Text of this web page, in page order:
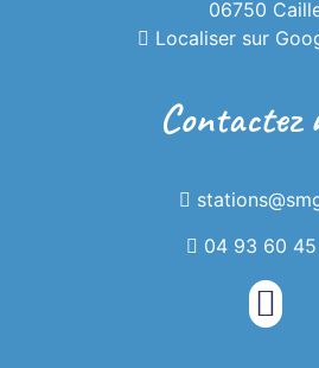
alors venez en profiter !
06750
Localiser sur
Contactez
04 93 60